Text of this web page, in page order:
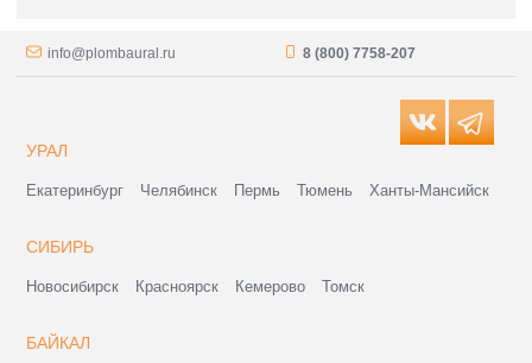
info@plombaural.ru 8 (800) 7758-207
УРАЛ
Екатеринбург Челябинск Пермь Тюмень Ханты-Мансийск
СИБИРЬ
Новосибирск Красноярск Кемерово Томск
БАЙКАЛ